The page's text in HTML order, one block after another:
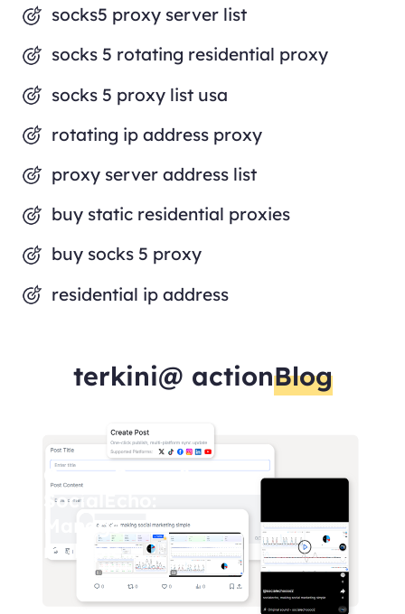
socks5 proxy server list
socks 5 rotating residential proxy
socks 5 proxy list usa
rotating ip address proxy
proxy server address list
buy static residential proxies
buy socks 5 proxy
residential ip address
terkini@ actionBlog
OmegaProxy &
SocialEcho:
Manage
multiple
Facebook
accounts